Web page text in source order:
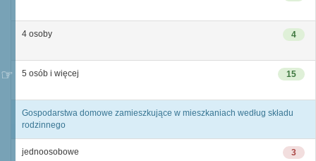
4
4 osoby
15
5 osób i więcej
Gospodarstwa domowe zamieszkujące w mieszkaniach według składu
rodzinnego
3
jednoosobowe